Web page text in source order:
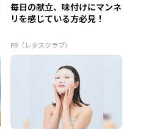
毎日の献立、味付けにマンネ
リを感じている方必見！
PR（レタスクラブ）